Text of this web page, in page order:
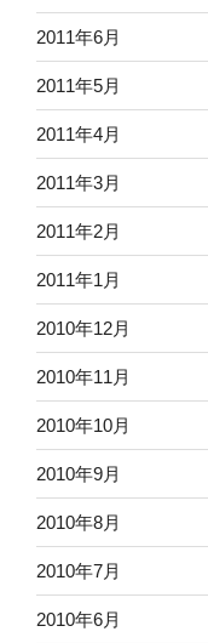
2011年6月
2011年5月
2011年4月
2011年3月
2011年2月
2011年1月
2010年12月
2010年11月
2010年10月
2010年9月
2010年8月
2010年7月
2010年6月